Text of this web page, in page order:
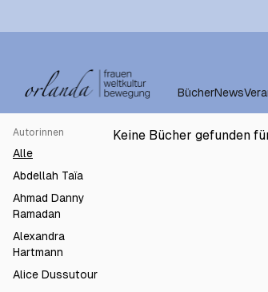
BücherNews
Autorinnen
Alle
Abdellah Taïa
Ahmad Danny
Ramadan
Alexandra
Hartmann
Alice Dussutour
Keine Bücher gefunden